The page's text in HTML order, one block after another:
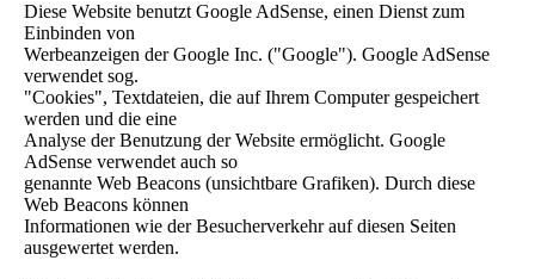
Diese Website benutzt Google AdSense, einen Dienst zum
Einbinden von
Werbeanzeigen der Google Inc. ("Google"). Google AdSense
verwendet sog.
"Cookies", Textdateien, die auf Ihrem Computer gespeichert
werden und die eine
Analyse der Benutzung der Website ermöglicht. Google
AdSense verwendet auch so
genannte Web Beacons (unsichtbare Grafiken). Durch diese
Web Beacons können
Informationen wie der Besucherverkehr auf diesen Seiten
ausgewertet werden.